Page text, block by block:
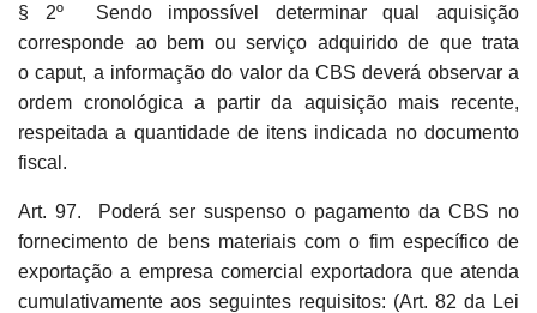
§ 2º Sendo impossível determinar qual aquisição
corresponde ao bem ou serviço adquirido de que trata
o caput, a informação do valor da CBS deverá observar a
ordem cronológica a partir da aquisição mais recente,
respeitada a quantidade de itens indicada no documento
fiscal.
Art. 97. Poderá ser suspenso o pagamento da CBS no
fornecimento de bens materiais com o fim específico de
exportação a empresa comercial exportadora que atenda
cumulativamente aos seguintes requisitos: (Art. 82 da Lei